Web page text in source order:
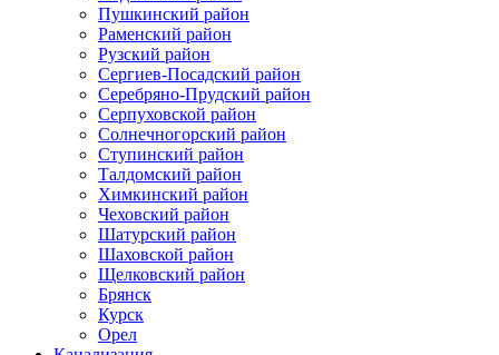
Пушкинский район
Раменский район
Рузский район
Сергиев-Посадский район
Серебряно-Прудский район
Серпуховской район
Солнечногорский район
Ступинский район
Талдомский район
Химкинский район
Чеховский район
Шатурский район
Шаховской район
Щелковский район
Брянск
Курск
Орел